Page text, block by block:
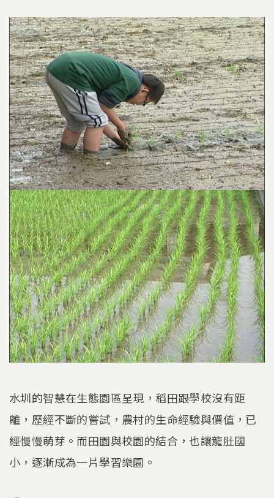
水圳的智慧在生態園區呈現，稻田跟學校沒有距
離，歷經不斷的嘗試，農村的生命經驗與價值，已
經慢慢萌芽。而田園與校園的結合，也讓龍肚國
小，逐漸成為一片學習樂園。